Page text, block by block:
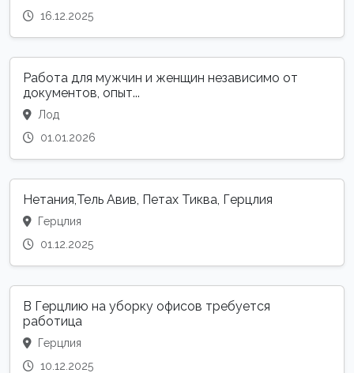
16.12.2025
Работа для мужчин и женщин независимо от
документов, опыт...
Лод
01.01.2026
Нетания,Тель Авив, Петах Тиква, Герцлия
Герцлия
01.12.2025
В Герцлию на уборку офисов требуется
работица
Герцлия
10.12.2025